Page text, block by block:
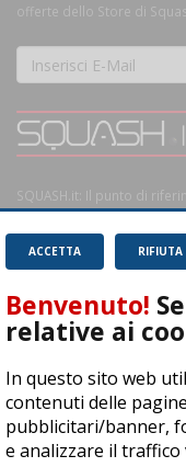
offerte dello Store di
SQUASH.it: Il punto di
RIFIUTA
ACCETTA
Benvenuto!
relative ai
In questo sito web
contenuti delle
pubblicitari/banner,
e analizzare il
04278030988
© Copyright 2015 | All
Privacy Policy